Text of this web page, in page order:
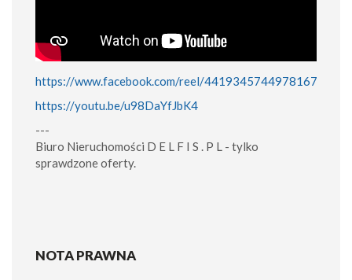
https://www.facebook.com/reel/4419345744978167
https://youtu.be/u98DaYfJbK4
---
Biuro Nieruchomości D E L F I S . P L - tylko
sprawdzone oferty.
NOTA PRAWNA